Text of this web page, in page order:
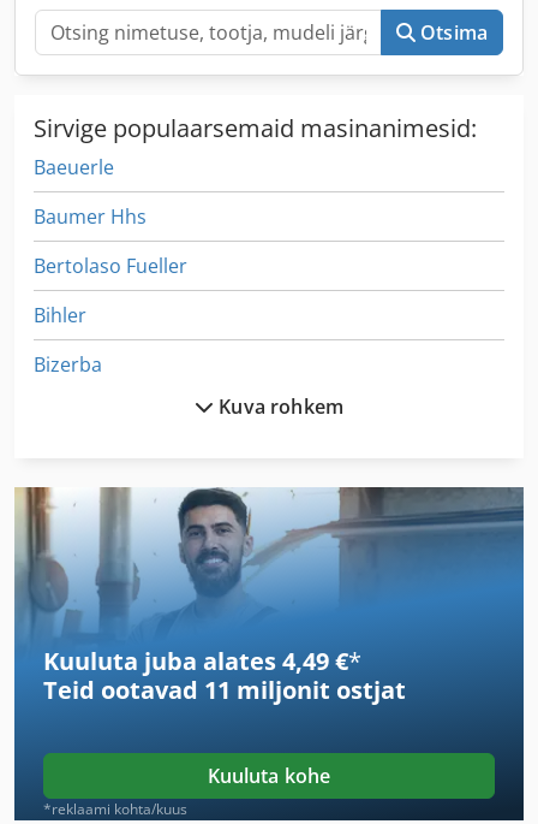
Otsima
Sirvige populaarsemaid masinanimesid:
Baeuerle
Baumer Hhs
Bertolaso Fueller
Bihler
Bizerba
Buerkle
Buetfering Aws 1100
Buhrs Bb 600
Busch
Erba
Erba Titan
Kuva rohkem
Kuuluta juba alates 4,49 €*
Teid ootavad 11 miljonit ostjat
Kuuluta kohe
*reklaami kohta/kuus